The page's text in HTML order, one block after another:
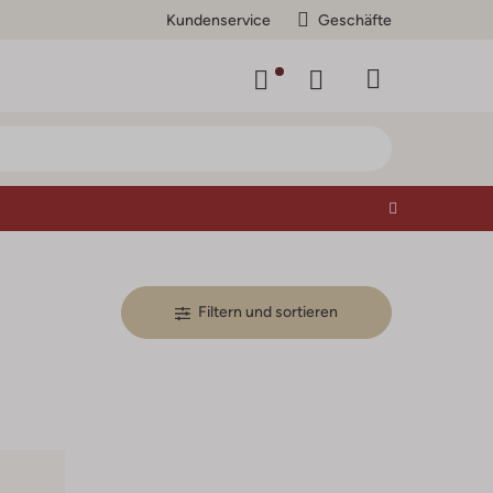
Kundenservice Geschäfte
Filtern und sortieren